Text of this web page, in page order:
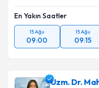
En Yakın Saatler
15 Ağu
09:00
15 Ağu
09:15
Uzm. Dr.